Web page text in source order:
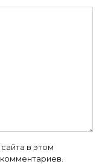
в этом